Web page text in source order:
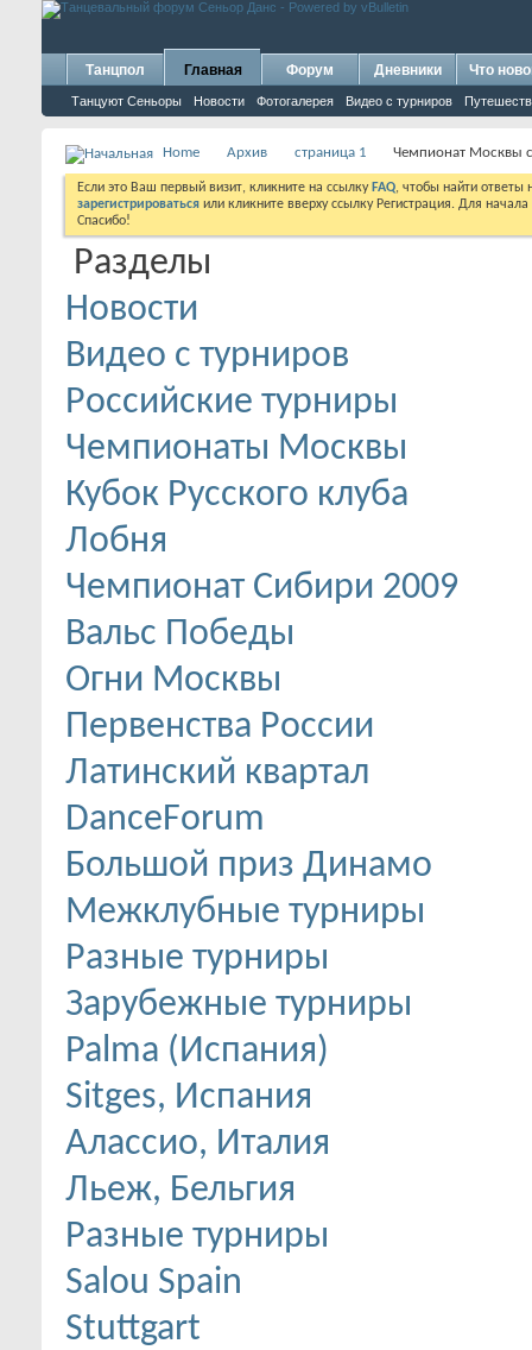
Танцпол Главная
Танцуют Сеньоры Новости Фотогалерея Видео с турниров
Форум Дневники Что
Home Архив страница 1 Чемпионат Москвы
Если это Ваш первый визит, кликните на ссылку FAQ, чтобы найти
зарегистрироваться или кликните вверху ссылку Регистрация. Для
Спасибо!
Разделы
Новости
Видео с турниров
Российские турниры
Чемпионаты Москвы
Кубок Русского клуба
Лобня
Чемпионат Сибири 2009
Вальс Победы
Огни Москвы
Первенства России
Латинский квартал
DanceForum
Большой приз Динамо
Межклубные турниры
Разные турниры
Зарубежные турниры
Palma (Испания)
Sitges, Испания
Алассио, Италия
Льеж, Бельгия
Разные турниры
Salou Spain
Stuttgart